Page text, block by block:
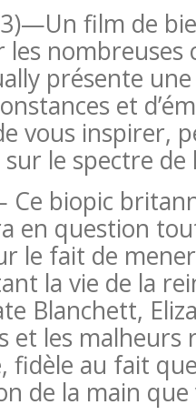
film de
nombreuses
présente
et
vous inspirer,
le spectre de
Ce biopic
en question
le fait de
la vie de la
Blanchett,
et les malheurs
fidèle au fait
de la main